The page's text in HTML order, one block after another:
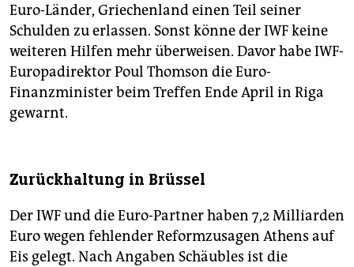
Euro-Länder, Griechenland einen Teil seiner
Schulden zu erlassen. Sonst könne der IWF keine
weiteren Hilfen mehr überweisen. Davor habe IWF-
Europadirektor Poul Thomson die Euro-
Finanzminister beim Treffen Ende April in Riga
gewarnt.
Zurückhaltung in Brüssel
Der IWF und die Euro-Partner haben 7,2 Milliarden
Euro wegen fehlender Reformzusagen Athens auf
Eis gelegt. Nach Angaben Schäubles ist die